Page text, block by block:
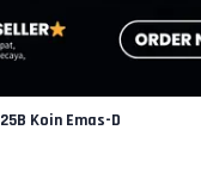
25B Koin Emas-D